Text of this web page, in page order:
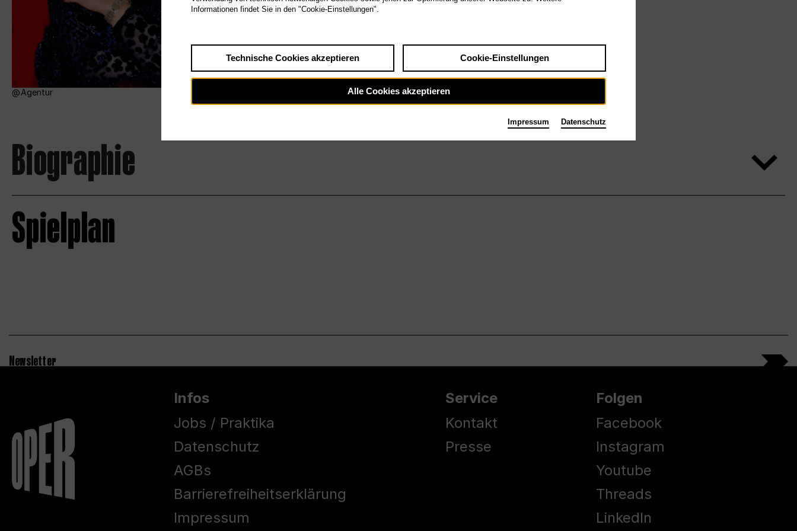
Agentur
Biographie
Spielplan
Newsletter
Infos
Jobs / Praktika
Datenschutz
AGBs
Barrierefreiheitserklärung
Impressum
Service
Kontakt
Presse
Folgen
Facebook
Instagram
Youtube
Threads
LinkedIn
Informationen findet Sie in den "Cookie-Einstellungen".
Technische Cookies akzeptieren Cookie-Einstellungen
Alle Cookies akzeptieren
Impressum Datenschutz